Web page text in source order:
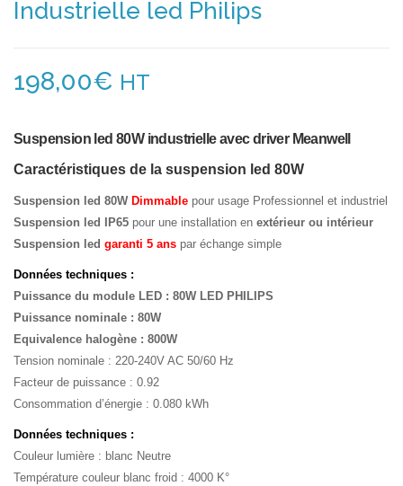
Industrielle led Philips
198,00€ HT
Suspension led 80W industrielle avec driver Meanwell
Caractéristiques de la suspension led 80W
Suspension led 80W Dimmable pour usage Professionnel et industriel
Suspension led IP65 pour une installation en extérieur ou intérieur
Suspension led garanti 5 ans par échange simple
Données techniques :
Puissance du module LED : 80W LED PHILIPS
Puissance nominale : 80W
Equivalence halogène : 800W
Tension nominale : 220-240V AC 50/60 Hz
Facteur de puissance : 0.92
Consommation d’énergie : 0.080 kWh
Données techniques :
Couleur lumière : blanc Neutre
Température couleur blanc froid : 4000 K°